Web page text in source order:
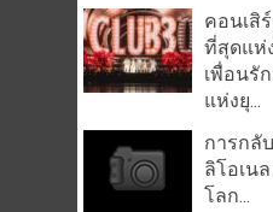
คอนเสิ
ที่สุดแห่
เพื่อนรั
แห่งยุ...
การกลั
ลิโอเน
โลก...